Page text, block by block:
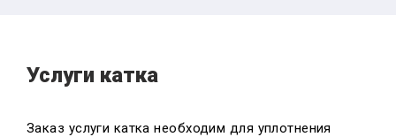
Услуги катка
Заказ услуги катка необходим для уплотнения